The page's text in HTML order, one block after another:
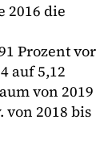
2016 die
Prozent vor
auf 5,12
von 2019
2018 bis